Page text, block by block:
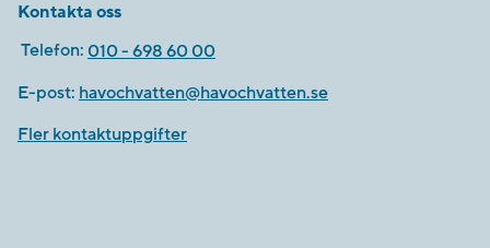
Kontakta oss
Telefon: 010 - 698 60 00
E-post: havochvatten@havochvatten.se
Fler kontaktuppgifter